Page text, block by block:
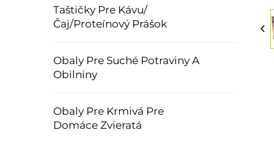
Taštičky Pre Kávu/
Čaj/Proteínový Prášok
Obaly Pre Suché Potraviny A
Obilniny
Obaly Pre Krmivá Pre
Domáce Zvieratá